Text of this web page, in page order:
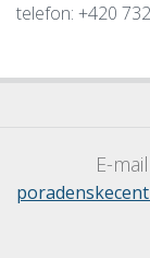
telefon: +420
E-mail